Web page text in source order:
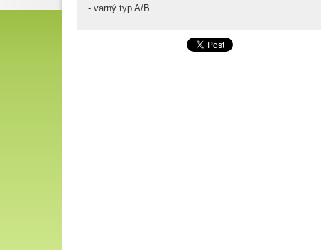
- varný typ A/B